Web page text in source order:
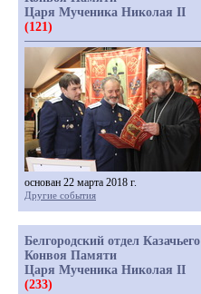
Царя Мученика Николая II
(121)
основан 22 марта 2018 г.
Другие события
Белгородский отдел Казачьего
Конвоя Памяти
Царя Мученика Николая II
(233)